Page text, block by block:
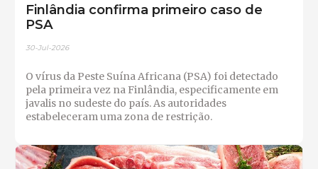
Finlândia confirma primeiro caso de
PSA
30-Jul-2026
O vírus da Peste Suína Africana (PSA) foi detectado
pela primeira vez na Finlândia, especificamente em
javalis no sudeste do país. As autoridades
estabeleceram uma zona de restrição.